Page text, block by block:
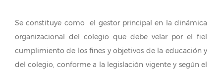
Se constituye como el gestor principal en la dinámica
organizacional del colegio que debe velar por el fiel
cumplimiento de los fines y objetivos de la educación y
del colegio, conforme a la legislación vigente y según el